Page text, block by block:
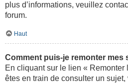
plus d’informations, veuillez
forum.
Haut
Comment puis-je remonter mes
En cliquant sur le lien « Remonter
êtes en train de consulter un